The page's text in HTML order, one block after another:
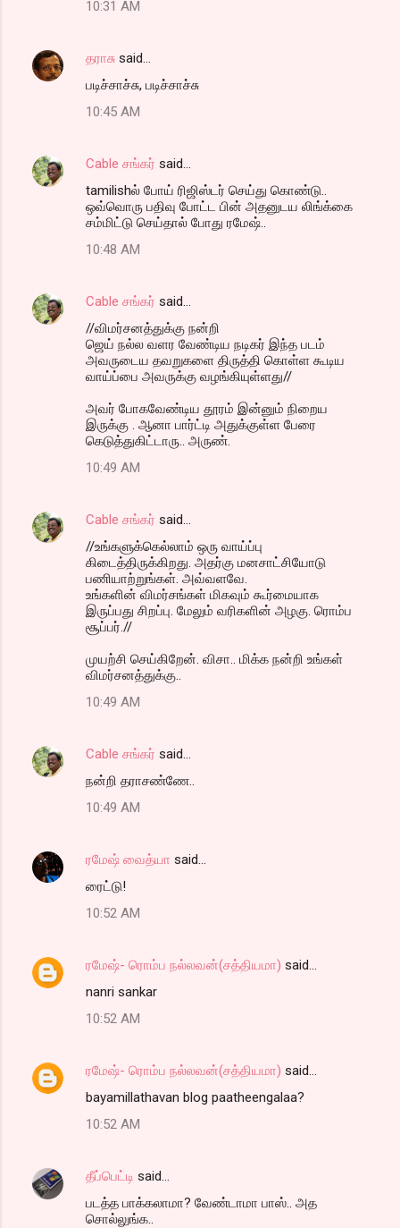
10:31 AM
தராசு said…
படிச்சாச்சு, படிச்சாச்சு
10:45 AM
Cable சங்கர் said…
tamilishல் போய் ரிஜிஸ்டர் செய்து கொண்டு..
ஒவ்வொரு பதிவு போட்ட பின் அதனுடய லிங்க்கை
சம்மிட்டு செய்தால் போது ரமேஷ்..
10:48 AM
Cable சங்கர் said…
//விமர்சனத்துக்கு நன்றி
ஜெய் நல்ல வளர வேண்டிய நடிகர் இந்த படம்
அவருடைய தவறுகளை திருத்தி கொள்ள கூடிய
வாய்ப்பை அவருக்கு வழங்கியுள்ளது//
அவர் போகவேண்டிய தூரம் இன்னும் நிறைய
இருக்கு . ஆனா பார்ட்டி அதுக்குள்ள பேரை
கெடுத்துகிட்டாரு.. அருண்.
10:49 AM
Cable சங்கர் said…
//உங்களுக்கெல்லாம் ஒரு வாய்ப்பு
கிடைத்திருக்கிறது. அதர்கு மனசாட்சியோடு
பணியாற்றுங்கள். அவ்வளவே.
உங்களின் விமர்சங்கள் மிகவும் கூர்மையாக
இருப்பது சிறப்பு. மேலும் வரிகளின் அழகு. ரொம்ப
சூப்பர்.//
முயற்சி செய்கிறேன். விசா.. மிக்க நன்றி உங்கள்
விமர்சனத்துக்கு..
10:49 AM
Cable சங்கர் said…
நன்றி தராசண்ணே..
10:49 AM
ரமேஷ் வைத்யா said…
ரைட்டு!
10:52 AM
ரமேஷ்- ரொம்ப நல்லவன்(சத்தியமா) said…
nanri sankar
10:52 AM
ரமேஷ்- ரொம்ப நல்லவன்(சத்தியமா) said…
bayamillathavan blog paatheengalaa?
10:52 AM
தீப்பெட்டி said…
படத்த பாக்கலாமா? வேண்டாமா பாஸ்.. அத
சொல்லுங்க..